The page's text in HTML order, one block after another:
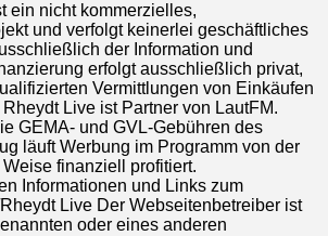
ein nicht kommerzielles,
und verfolgt keinerlei geschäftliches
der Information und
erfolgt ausschließlich privat,
Vermittlungen von Einkäufen
Live ist Partner von LautFM.
GEMA- und GVL-Gebühren des
läuft Werbung im Programm von der
finanziell profitiert.
Informationen und Links zum
Live Der Webseitenbetreiber ist
oder eines anderen